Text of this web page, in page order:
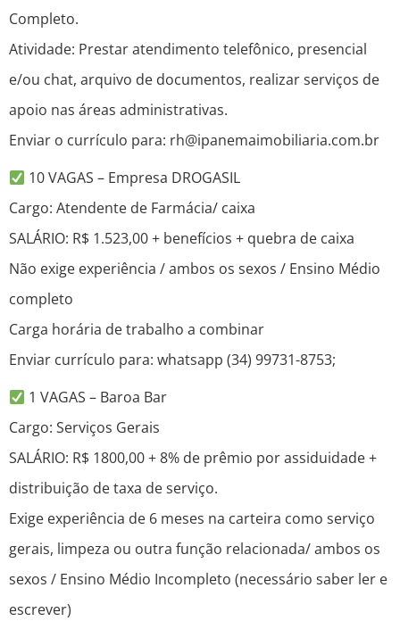
Completo.
Atividade: Prestar atendimento telefônico, presencial
e/ou chat, arquivo de documentos, realizar serviços de
apoio nas áreas administrativas.
Enviar o currículo para: rh@ipanemaimobiliaria.com.br
10 VAGAS – Empresa DROGASIL
Cargo: Atendente de Farmácia/ caixa
SALÁRIO: R$ 1.523,00 + benefícios + quebra de caixa
Não exige experiência / ambos os sexos / Ensino Médio
completo
Carga horária de trabalho a combinar
Enviar currículo para: whatsapp (34) 99731-8753;
1 VAGAS – Baroa Bar
Cargo: Serviços Gerais
SALÁRIO: R$ 1800,00 + 8% de prêmio por assiduidade +
distribuição de taxa de serviço.
Exige experiência de 6 meses na carteira como serviço
gerais, limpeza ou outra função relacionada/ ambos os
sexos / Ensino Médio Incompleto (necessário saber ler e
escrever)